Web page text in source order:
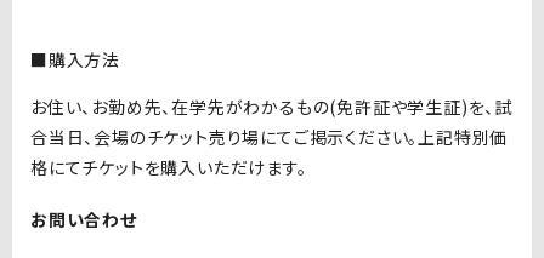
■購入方法
お住い、お勤め先、在学先がわかるもの(免許証や学生証)を、試
合当日、会場のチケット売り場にてご掲示ください。上記特別価
格にてチケットを購入いただけます。
お問い合わせ